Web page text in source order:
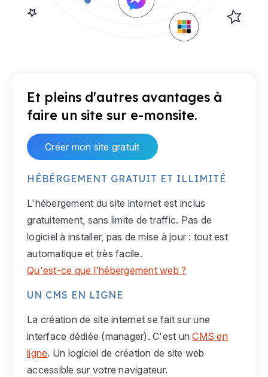
Et pleins d'autres avantages à
faire un site sur e-monsite.
Créer mon site gratuit
HÉBÉRGEMENT GRATUIT ET ILLIMITÉ
L'hébergement du site internet est inclus
gratuitement, sans limite de traffic. Pas de
logiciel à installer, pas de mise à jour : tout est
automatique et très facile.
Qu'est-ce que l'hébergement web ?
UN CMS EN LIGNE
La création de site internet se fait sur une
interface dédiée (manager). C'est unCMS en
ligne. Un logiciel de création de site web
accessible sur votre navigateur.